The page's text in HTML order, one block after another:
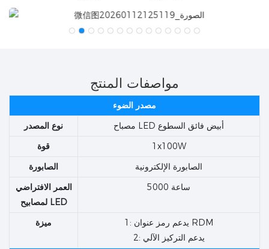
مواصفات المنتج
مصدر الضوء
نوع المصدر
مصباح LED أبيض فائق السطوع
قوة
1x100W
الصابورة
الصابورة الإلكترونية
العمر الافتراضي
لمصابيح LED
5000 ساعة
ميزة
1: يدعم رمز عنوان RDM
2: يدعم التركيز الآلي